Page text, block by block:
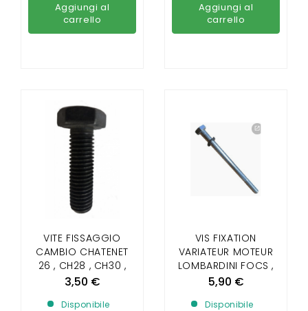
Aggiungi al
carrello
Aggiungi al
carrello
VITE FISSAGGIO
CAMBIO CHATENET
26 , CH28 , CH30 ,
CH32 , CH33 , PICK UP
3,50 €
Disponibile
VIS FIXATION
VARIATEUR MOTEUR
LOMBARDINI FOCS ,
PROGRESS ET
5,90 €
Disponibile